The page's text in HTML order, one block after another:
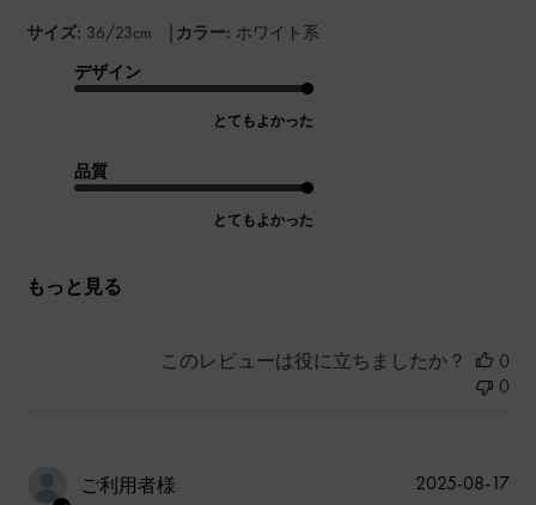
サイズ: 36/23cm | カラー: ホワイト系
デザイン
とてもよかった
品質
とてもよかった
もっと見る
このレビューは役に立ちましたか？
0
0
ご利用者様
公
2025-08-17